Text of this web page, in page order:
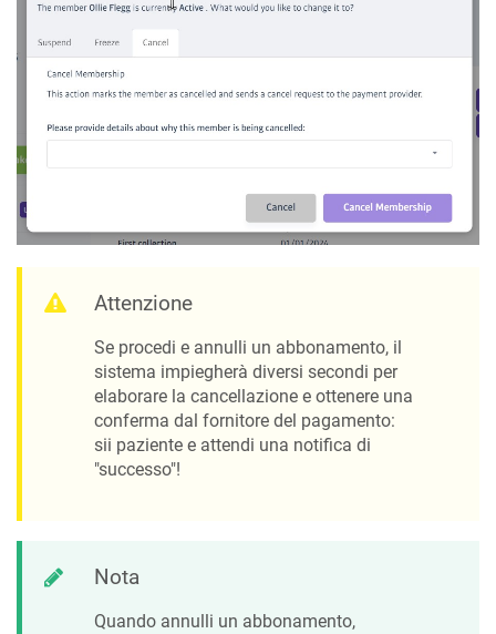
Attenzione
Se procedi e annulli un abbonamento, il
sistema impiegherà diversi secondi per
elaborare la cancellazione e ottenere una
conferma dal fornitore del pagamento:
sii paziente e attendi una notifica di
"successo"!
Nota
Quando annulli un abbonamento,